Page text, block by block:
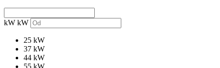
kW kW
25 kW
37 kW
44 kW
55 kW